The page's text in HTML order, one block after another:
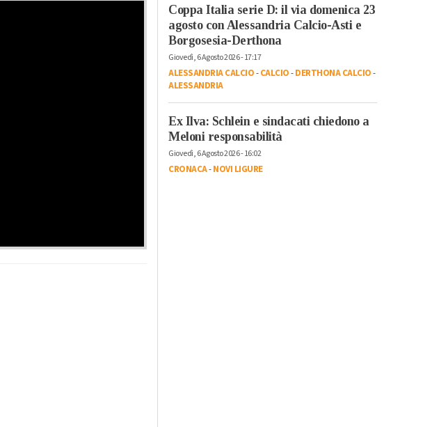
Coppa Italia serie D: il via domenica 23
agosto con Alessandria Calcio-Asti e
Borgosesia-Derthona
Giovedì, 6 Agosto 2026 - 17:17
ALESSANDRIA CALCIO-CALCIO-DERTHONA CALCIO-
ALESSANDRIA
Ex Ilva: Schlein e sindacati chiedono a
Meloni responsabilità
Giovedì, 6 Agosto 2026 - 16:02
CRONACA-NOVI LIGURE